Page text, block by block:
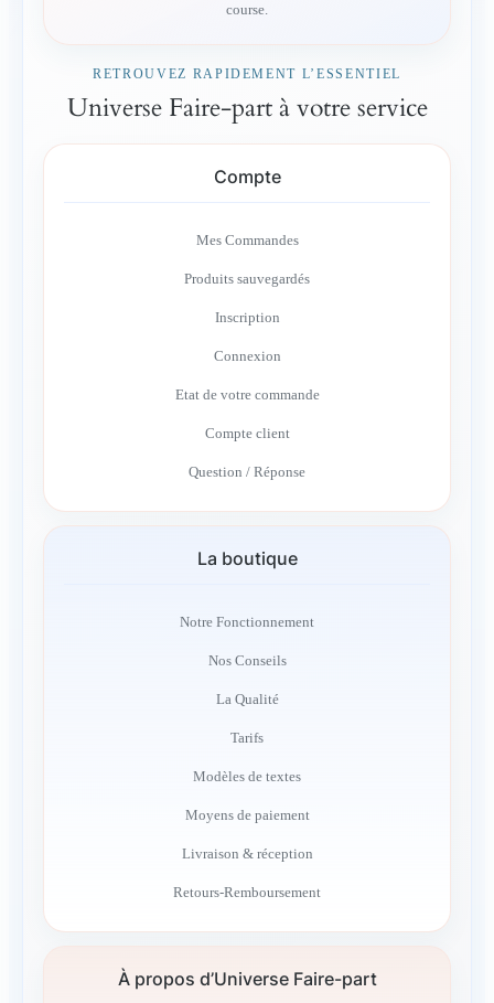
course.
RETROUVEZ RAPIDEMENT L’ESSENTIEL
Universe Faire-part à votre service
Compte
Mes Commandes
Produits sauvegardés
Inscription
Connexion
Etat de votre commande
Compte client
Question / Réponse
La boutique
Notre Fonctionnement
Nos Conseils
La Qualité
Tarifs
Modèles de textes
Moyens de paiement
Livraison & réception
Retours-Remboursement
À propos d’Universe Faire-part